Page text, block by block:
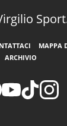
MAPPA
ARCHIVIO